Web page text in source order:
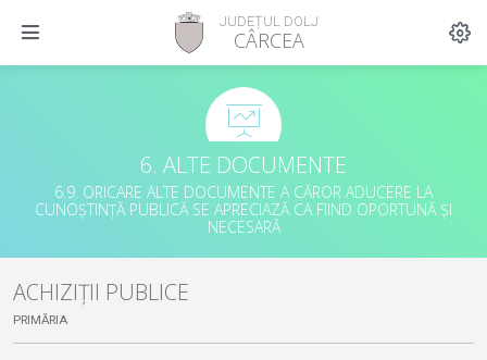
JUDEȚUL DOLJ
CÂRCEA
6. ALTE DOCUMENTE
6.9. ORICARE ALTE DOCUMENTE A CĂROR ADUCERE LA
CUNOȘTINȚĂ PUBLICĂ SE APRECIAZĂ CA FIIND OPORTUNĂ ȘI
NECESARĂ
ACHIZIȚII PUBLICE
PRIMĂRIA